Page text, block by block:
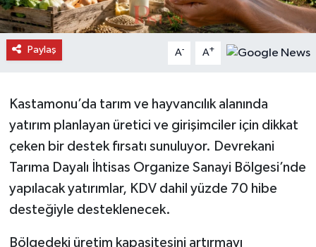
Paylaş A- A+
Kastamonu’da tarım ve hayvancılık alanında
yatırım planlayan üretici ve girişimciler için dikkat
çeken bir destek fırsatı sunuluyor. Devrekani
Tarıma Dayalı İhtisas Organize Sanayi Bölgesi’nde
yapılacak yatırımlar, KDV dahil yüzde 70 hibe
desteğiyle desteklenecek.
Bölgedeki üretim kapasitesini artırmayı
İhsangazi Haberleri
Küre Haberleri
Merkez Haberleri
Pınarbaşı Haberleri
Şenpazar Haberleri